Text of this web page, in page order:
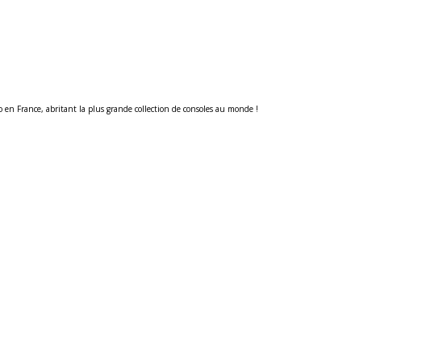
France, abritant la plus grande collection de consoles au monde !